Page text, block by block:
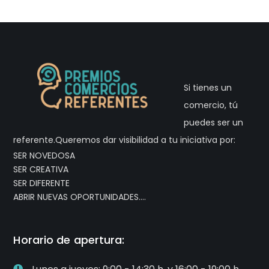
Si tienes un
comercio, tú
puedes ser un
referente.Queremos dar visibilidad a tu iniciativa por:
SER NOVEDOSA
SER CREATIVA
SER DIFERENTE
ABRIR NUEVAS OPORTUNIDADES….
Horario de apertura: